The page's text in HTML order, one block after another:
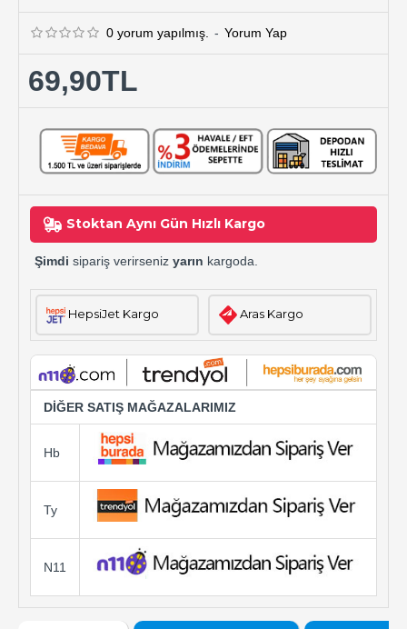
0 yorum yapılmış. - Yorum Yap
69,90TL
Stoktan Aynı Gün Hızlı Kargo
Şimdi sipariş verirseniz yarın kargoda.
HepsiJet Kargo Aras Kargo
DİĞER SATIŞ MAĞAZALARIMIZ
Hb
Ty
N11